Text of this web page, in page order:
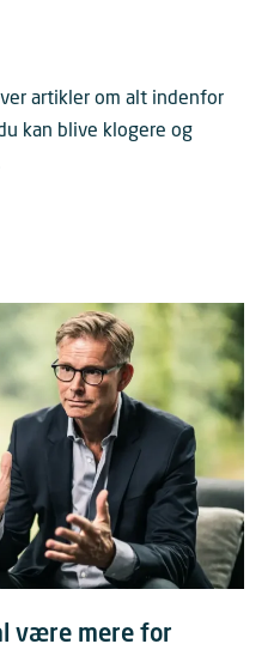
artikler om alt indenfor
kan blive klogere og
være mere for